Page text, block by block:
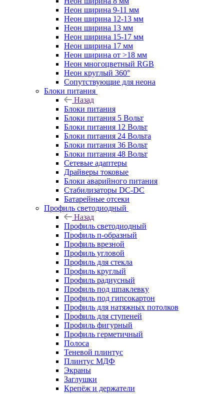
Неон ширина 9-11 мм
Неон ширина 12-13 мм
Неон ширина 13 мм
Неон ширина 15-17 мм
Неон ширина 17 мм
Неон ширина от >18 мм
Неон многоцветный RGB
Неон круглый 360°
Сопутствующие для неона
Блоки питания
Назад
Блоки питания
Блоки питания 5 Вольт
Блоки питания 12 Вольт
Блоки питания 24 Вольта
Блоки питания 36 Вольт
Блоки питания 48 Вольт
Сетевые адаптеры
Драйверы токовые
Блоки аварийного питания
Стабилизаторы DC-DC
Батарейные отсеки
Профиль светодиодный
Назад
Профиль светодиодный
Профиль п-образный
Профиль врезной
Профиль угловой
Профиль для стекла
Профиль круглый
Профиль радиусный
Профиль под шпаклевку
Профиль под гипсокартон
Профиль для натяжных потолков
Профиль для ступеней
Профиль фигурный
Профиль герметичный
Полоса
Теневой плинтус
Плинтус МДФ
Экраны
Заглушки
Крепёж и держатели